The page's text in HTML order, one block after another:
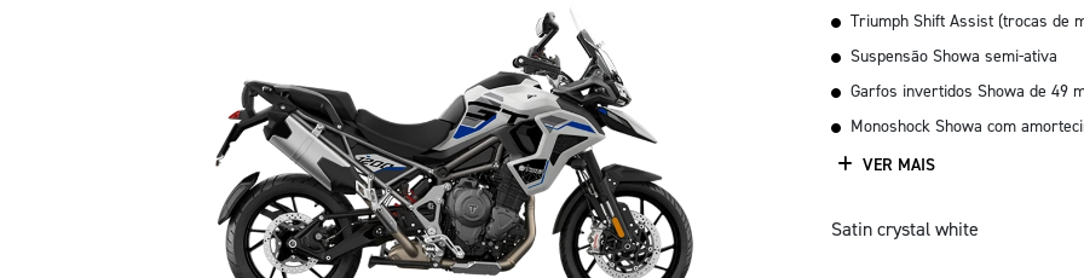
Triumph Shift Assist (trocas de
Suspensão Showa semi-ativa
Garfos invertidos Showa de 49
Monoshock Showa com
VER MAIS
Satin crystal white